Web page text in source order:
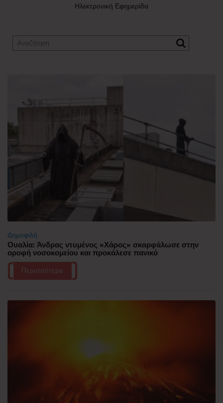
Ηλεκτρονική Εφημερίδα
Δημοφιλή
Ουαλία: Άνδρας ντυμένος «Χάρος» σκαρφάλωσε στην
οροφή νοσοκομείου και προκάλεσε πανικό
Περισσότερα